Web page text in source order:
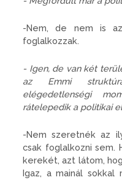
-Nem, de nem is
foglalkozzak.
- Igen, de van két
az Emmi
elégedetlenségi
rátelepedik a politikai
-Nem szeretnék az
csak foglalkozni sem.
kerekét, azt látom,
Igaz, a mainál sokkal